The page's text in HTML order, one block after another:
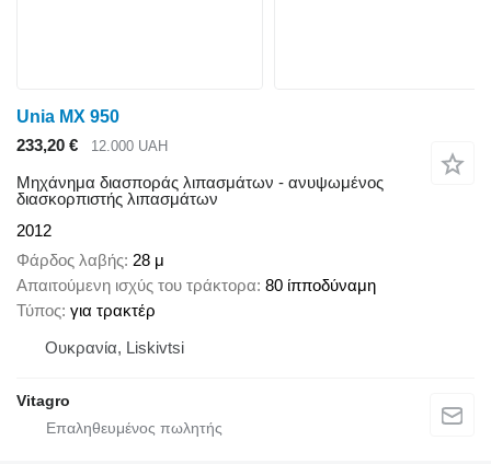
Unia MX 950
233,20 €
12.000 UAH
Μηχάνημα διασποράς λιπασμάτων - ανυψωμένος
διασκορπιστής λιπασμάτων
2012
Φάρδος λαβής 28 μ
Απαιτούμενη ισχύς του τράκτορα 80 ίπποδύναμη
Τύπος για τρακτέρ
Ουκρανία, Liskivtsi
Vitagro